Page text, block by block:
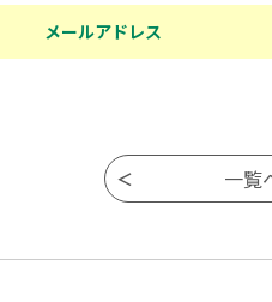
メールアドレス